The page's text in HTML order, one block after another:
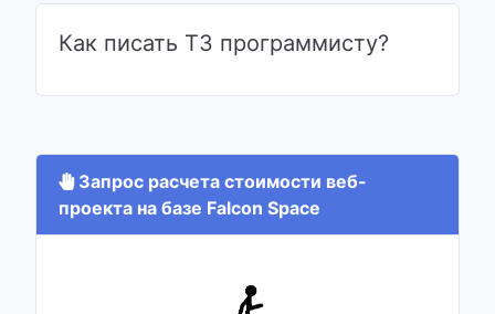
Как писать ТЗ программисту?
Запрос расчета стоимости веб-
проекта на базе Falcon Space